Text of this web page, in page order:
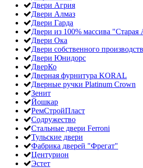
Двери Агрия
Двери Алмаз
Двери Гарда
Двери из 100% массива "Старая
Двери Ока
Двери собственного
Двери Юнидорс
ДверКо
Дверная фурнитура KORAL
Дверные ручки Platinum Crown
Зенит
Йошкар
РемСтройПласт
Содружество
Стальные двери Ferroni
Тульские двери
Фабрика дверей "Фрегат"
Центурион
Эстет